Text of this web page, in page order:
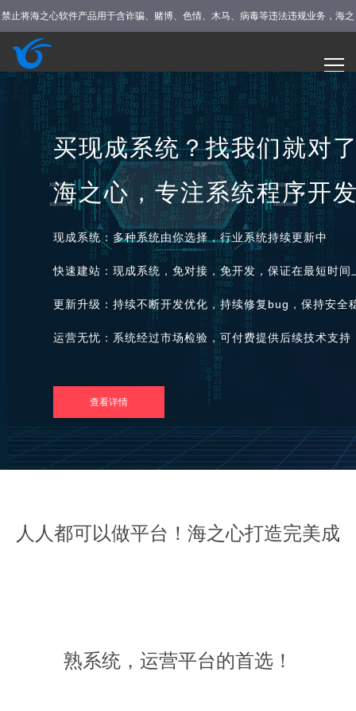
禁止将海之心软件产品用于含诈骗、赌博、色情、木马、病毒等违法违规业务，海之
首页 应用 服务 合作 文章 运营合规指南 注册/登录
买现成系统？找我们就对
海之心，专注系统程序开
现成系统：多种系统由你选择，行业系统持续更新中
快速建站：现成系统，免对接，免开发，保证在最短时间
更新升级：持续不断开发优化，持续修复bug，保持安全
运营无忧：系统经过市场检验，可付费提供后续技术支
查看详情
人人都可以做平台！海之心打造完美成
熟系统，运营平台的首选！